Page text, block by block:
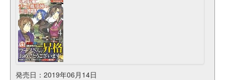
発売日：2019年06月14日